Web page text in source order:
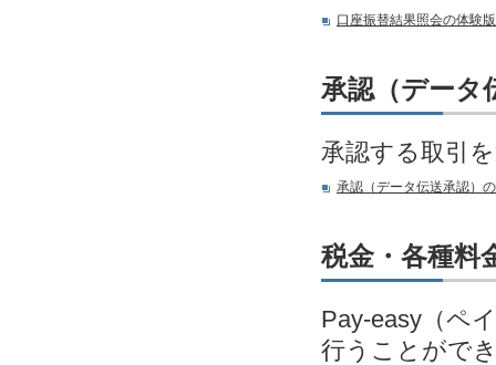
口座振替結果照会の体験
承認（データ
承認する取引
承認（データ伝送承認）
税金・各種料
Pay-easy（ペ
行うことがで